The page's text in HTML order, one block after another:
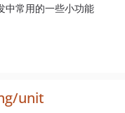
中常用的一些小功能
unit